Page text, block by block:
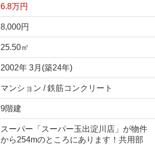
6.8万円
8,000円
25.50㎡
2002年 3月(築24年)
マンション / 鉄筋コンクリート
9階建
スーパー「スーパー玉出淀川店」が物件
から254mのところにあります！共用部